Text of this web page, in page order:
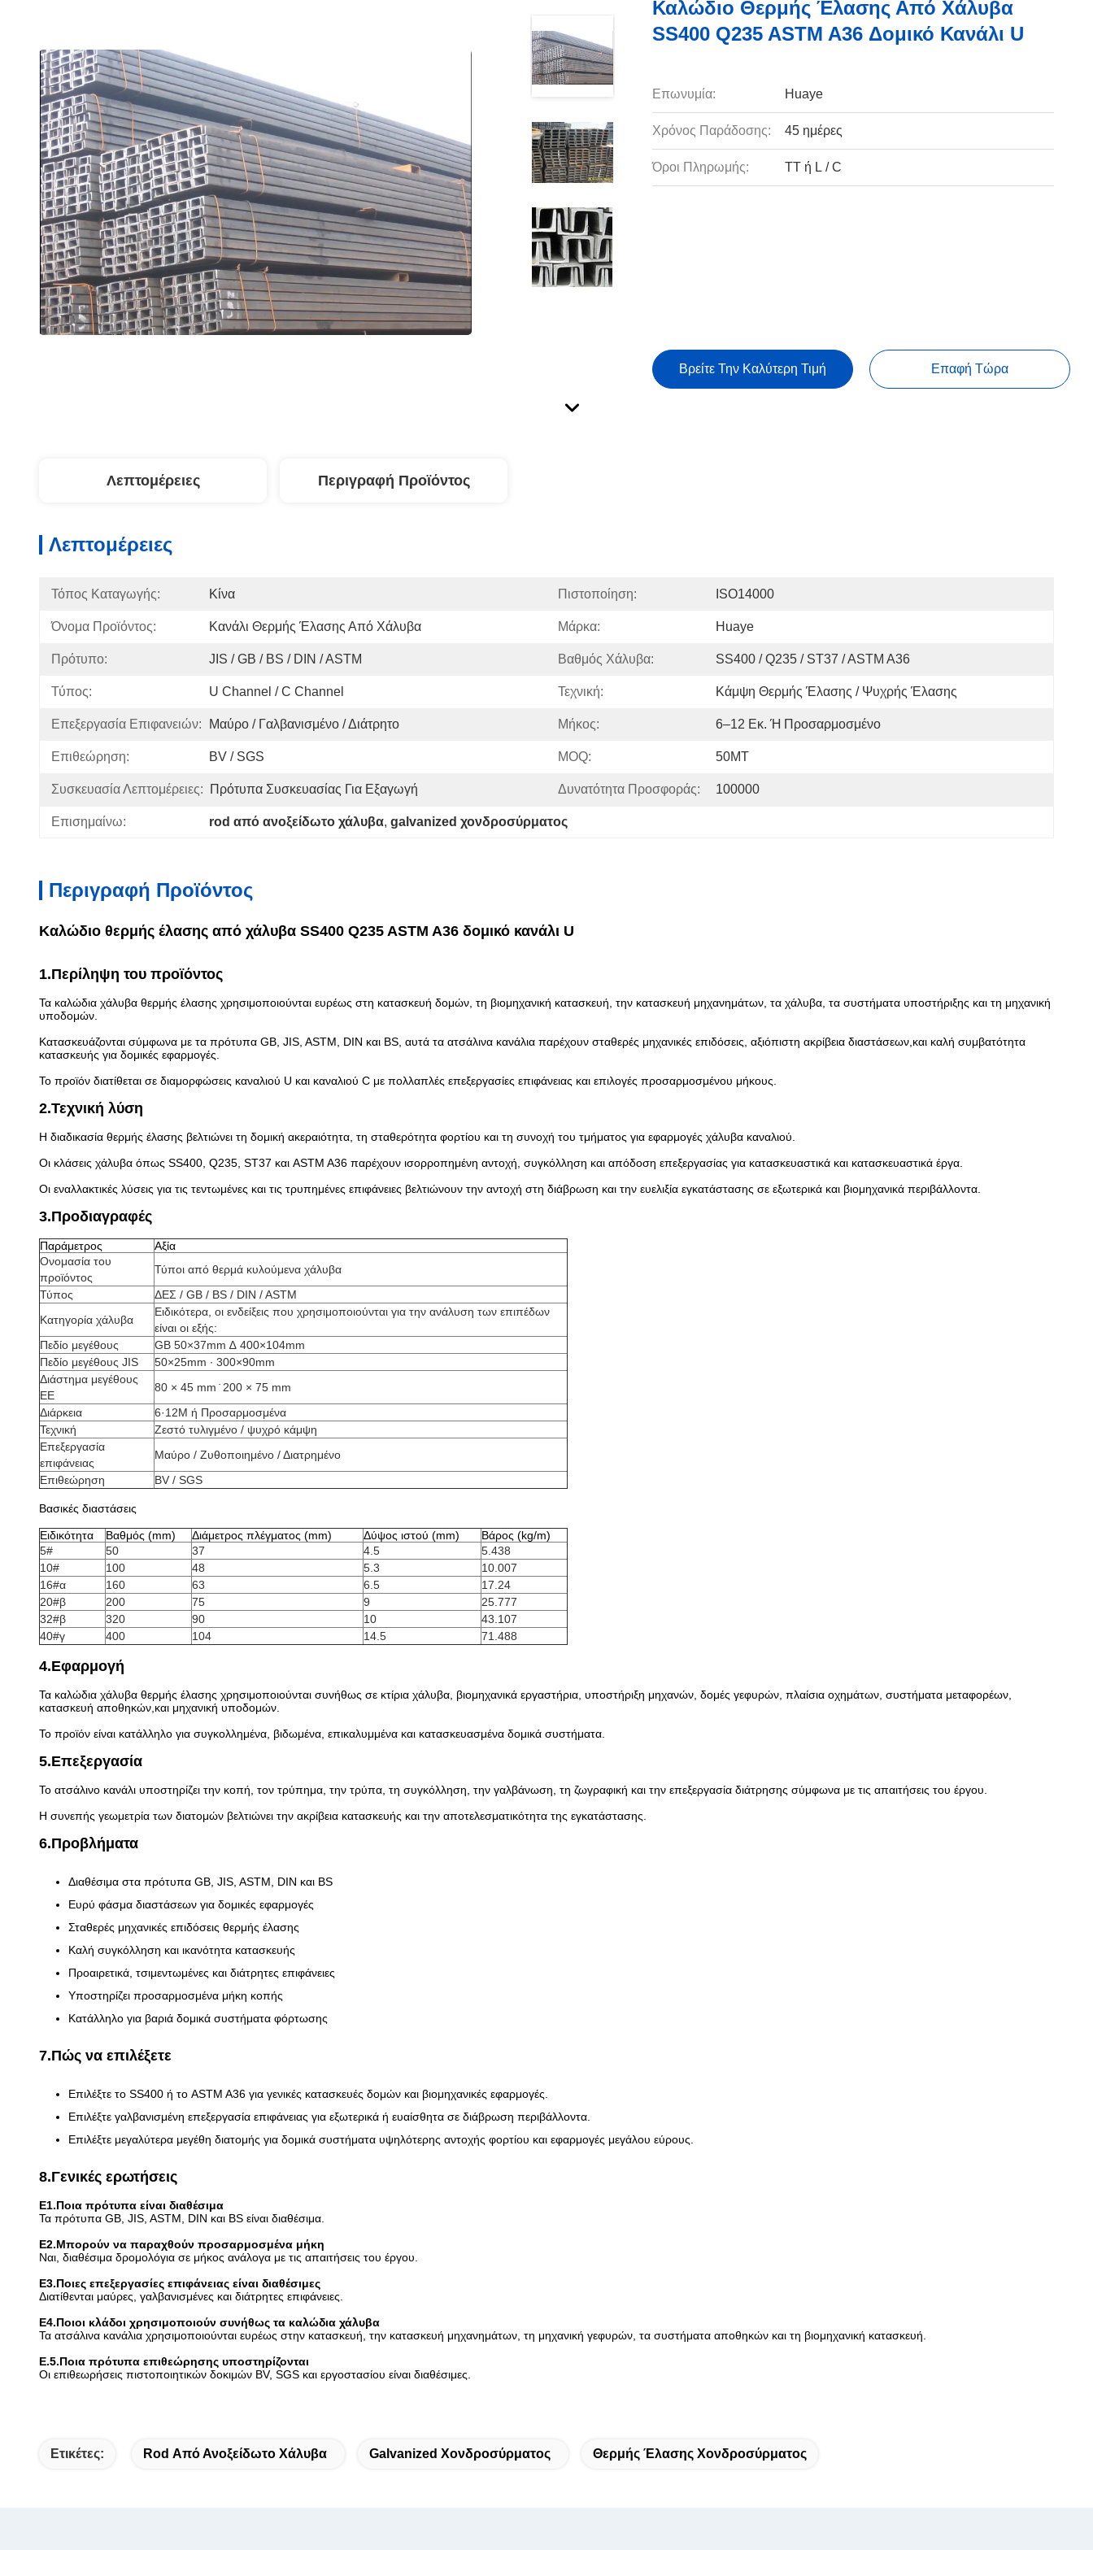
Καλώδιο Θερμής Έλασης Από Χάλυβα
SS400 Q235 ASTM A36 Δομικό Κανάλι U
Επωνυμία: Huaye
Χρόνος Παράδοσης: 45 ημέρες
Όροι Πληρωμής: TT ή L / C
Βρείτε Την Καλύτερη Τιμή Επαφή Τώρα
Λεπτομέρειες Περιγραφή Προϊόντος
Λεπτομέρειες
Τόπος Καταγωγής: Κίνα Πιστοποίηση: ISO14000
Όνομα Προϊόντος: Κανάλι Θερμής Έλασης Από Χάλυβα Μάρκα: Huaye
Πρότυπο: JIS / GB / BS / DIN / ASTM Βαθμός Χάλυβα: SS400 / Q235 / ST37 / ASTM A36
Τύπος: U Channel / C Channel Τεχνική: Κάμψη Θερμής Έλασης / Ψυχρής Έλασης
Επεξεργασία Επιφανειών: Μαύρο / Γαλβανισμένο / Διάτρητο Μήκος: 6–12 Εκ. Ή Προσαρμοσμένο
Επιθεώρηση: BV / SGS MOQ: 50MT
Συσκευασία Λεπτομέρειες: Πρότυπα Συσκευασίας Για Εξαγωγή Δυνατότητα Προσφοράς: 100000
Επισημαίνω: rod από ανοξείδωτο χάλυβα, galvanized χονδροσύρματος
Περιγραφή Προϊόντος
Καλώδιο θερμής έλασης από χάλυβα SS400 Q235 ASTM A36 δομικό κανάλι U
1.Περίληψη του προϊόντος
Τα καλώδια χάλυβα θερμής έλασης χρησιμοποιούνται ευρέως στη κατασκευή δομών, τη βιομηχανική κατασκευή, την κατασκευή μηχανημάτων, τα χάλυβα, τα συστήματα υποστήριξης και τη μηχανική
υποδομών.
Κατασκευάζονται σύμφωνα με τα πρότυπα GB, JIS, ASTM, DIN και BS, αυτά τα ατσάλινα κανάλια παρέχουν σταθερές μηχανικές επιδόσεις, αξιόπιστη ακρίβεια διαστάσεων,και καλή συμβατότητα
κατασκευής για δομικές εφαρμογές.
Το προϊόν διατίθεται σε διαμορφώσεις καναλιού U και καναλιού C με πολλαπλές επεξεργασίες επιφάνειας και επιλογές προσαρμοσμένου μήκους.
2.Τεχνική λύση
Η διαδικασία θερμής έλασης βελτιώνει τη δομική ακεραιότητα, τη σταθερότητα φορτίου και τη συνοχή του τμήματος για εφαρμογές χάλυβα καναλιού.
Οι κλάσεις χάλυβα όπως SS400, Q235, ST37 και ASTM A36 παρέχουν ισορροπημένη αντοχή, συγκόλληση και απόδοση επεξεργασίας για κατασκευαστικά και κατασκευαστικά έργα.
Οι εναλλακτικές λύσεις για τις τεντωμένες και τις τρυπημένες επιφάνειες βελτιώνουν την αντοχή στη διάβρωση και την ευελιξία εγκατάστασης σε εξωτερικά και βιομηχανικά περιβάλλοντα.
3.Προδιαγραφές
Παράμετρος
Αξία
Ονομασία του
προϊόντος
Τύποι από θερμά κυλούμενα χάλυβα
Τύπος
ΔΕΣ / GB / BS / DIN / ASTM
Κατηγορία χάλυβα
Ειδικότερα, οι ενδείξεις που χρησιμοποιούνται για την ανάλυση των επιπέδων
είναι οι εξής:
Πεδίο μεγέθους
GB 50×37mm ∆ 400×104mm
Πεδίο μεγέθους JIS
50×25mm ∙ 300×90mm
Διάστημα μεγέθους
ΕΕ
80 × 45 mm ̇ 200 × 75 mm
Διάρκεια
6·12M ή Προσαρμοσμένα
Τεχνική
Ζεστό τυλιγμένο / ψυχρό κάμψη
Επεξεργασία
επιφάνειας
Μαύρο / Ζυθοποιημένο / Διατρημένο
Επιθεώρηση
BV / SGS
Βασικές διαστάσεις
Ειδικότητα Βαθμός (mm) Διάμετρος πλέγματος (mm) Δύψος ιστού (mm)
Βάρος (kg/m)
5#
50 37 4.5
5.438
10#
100 48 5.3
10.007
16#α
160 63 6.5
17.24
20#β
200 75 9
25.777
32#β
320 90 10
43.107
40#γ
400 104 14.5 71.488
4.Εφαρμογή
Τα καλώδια χάλυβα θερμής έλασης χρησιμοποιούνται συνήθως σε κτίρια χάλυβα, βιομηχανικά εργαστήρια, υποστήριξη μηχανών, δομές γεφυρών, πλαίσια οχημάτων, συστήματα μεταφορέων,
κατασκευή αποθηκών,και μηχανική υποδομών.
Το προϊόν είναι κατάλληλο για συγκολλημένα, βιδωμένα, επικαλυμμένα και κατασκευασμένα δομικά συστήματα.
5.Επεξεργασία
Το ατσάλινο κανάλι υποστηρίζει την κοπή, τον τρύπημα, την τρύπα, τη συγκόλληση, την γαλβάνωση, τη ζωγραφική και την επεξεργασία διάτρησης σύμφωνα με τις απαιτήσεις του έργου.
Η συνεπής γεωμετρία των διατομών βελτιώνει την ακρίβεια κατασκευής και την αποτελεσματικότητα της εγκατάστασης.
6.Προβλήματα
Διαθέσιμα στα πρότυπα GB, JIS, ASTM, DIN και BS
Ευρύ φάσμα διαστάσεων για δομικές εφαρμογές
Σταθερές μηχανικές επιδόσεις θερμής έλασης
Καλή συγκόλληση και ικανότητα κατασκευής
Προαιρετικά, τσιμεντωμένες και διάτρητες επιφάνειες
Υποστηρίζει προσαρμοσμένα μήκη κοπής
Κατάλληλο για βαριά δομικά συστήματα φόρτωσης
7.Πώς να επιλέξετε
Επιλέξτε το SS400 ή το ASTM A36 για γενικές κατασκευές δομών και βιομηχανικές εφαρμογές.
Επιλέξτε γαλβανισμένη επεξεργασία επιφάνειας για εξωτερικά ή ευαίσθητα σε διάβρωση περιβάλλοντα.
Επιλέξτε μεγαλύτερα μεγέθη διατομής για δομικά συστήματα υψηλότερης αντοχής φορτίου και εφαρμογές μεγάλου εύρους.
8.Γενικές ερωτήσεις
Ε1.Ποια πρότυπα είναι διαθέσιμα
Τα πρότυπα GB, JIS, ASTM, DIN και BS είναι διαθέσιμα.
Ε2.Μπορούν να παραχθούν προσαρμοσμένα μήκη
Ναι, διαθέσιμα δρομολόγια σε μήκος ανάλογα με τις απαιτήσεις του έργου.
Ε3.Ποιες επεξεργασίες επιφάνειας είναι διαθέσιμες
Διατίθενται μαύρες, γαλβανισμένες και διάτρητες επιφάνειες.
Ε4.Ποιοι κλάδοι χρησιμοποιούν συνήθως τα καλώδια χάλυβα
Τα ατσάλινα κανάλια χρησιμοποιούνται ευρέως στην κατασκευή, την κατασκευή μηχανημάτων, τη μηχανική γεφυρών, τα συστήματα αποθηκών και τη βιομηχανική κατασκευή.
Ε.5.Ποια πρότυπα επιθεώρησης υποστηρίζονται
Οι επιθεωρήσεις πιστοποιητικών δοκιμών BV, SGS και εργοστασίου είναι διαθέσιμες.
Ετικέτες: Rod Από Ανοξείδωτο Χάλυβα Galvanized Χονδροσύρματος Θερμής Έλασης Χονδροσύρματος